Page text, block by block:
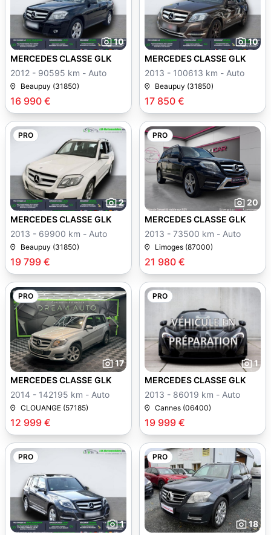
10
16 990 €
MERCEDES CLASSE GLK
2012 - 90595 km - Auto
Beaupuy (31850)
10
17 850 €
MERCEDES CLASSE GLK
2013 - 100613 km - Auto
Beaupuy (31850)
PRO
2
19 799 €
MERCEDES CLASSE GLK
2013 - 69900 km - Auto
Beaupuy (31850)
PRO
20
21 980 €
MERCEDES CLASSE GLK
2013 - 73500 km - Auto
Limoges (87000)
PRO
17
12 999 €
MERCEDES CLASSE GLK
2014 - 142195 km - Auto
CLOUANGE (57185)
PRO
1
19 999 €
MERCEDES CLASSE GLK
2013 - 86019 km - Auto
Cannes (06400)
PRO
1
PRO
18